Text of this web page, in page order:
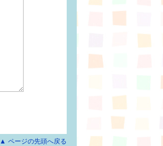
▲ ページの先頭へ戻る